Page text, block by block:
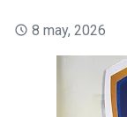
8 may, 2026